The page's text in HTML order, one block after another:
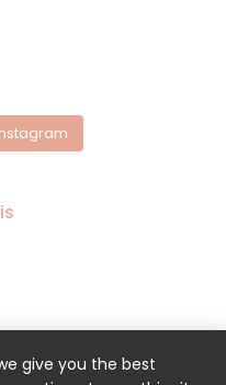
give you the best